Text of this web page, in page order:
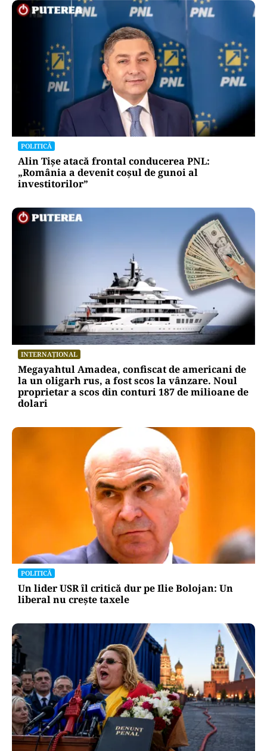
POLITICĂ
Alin Tișe atacă frontal conducerea PNL:
„România a devenit coșul de gunoi al
investitorilor”
INTERNAȚIONAL
Megayahtul Amadea, confiscat de americani de
la un oligarh rus, a fost scos la vânzare. Noul
proprietar a scos din conturi 187 de milioane de
dolari
POLITICĂ
Un lider USR îl critică dur pe Ilie Bolojan: Un
liberal nu crește taxele